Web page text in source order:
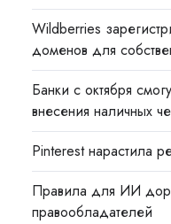
Wildberries
доменов для
Банки с октября
внесения наличных
Pinterest нарастила
Правила для ИИ
правообладателей